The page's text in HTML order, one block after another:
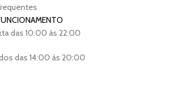
das 10:00 às 22:00
das 14:00 às 20:00